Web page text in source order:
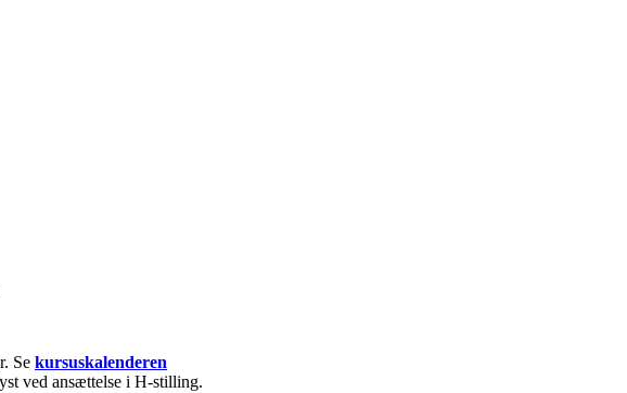
Se kursuskalenderen
ved ansættelse i H-stilling.